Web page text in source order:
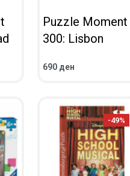
Puzzle Moment
300: Lisbon
690 ден
ВО КОШНИЧКА
-49%